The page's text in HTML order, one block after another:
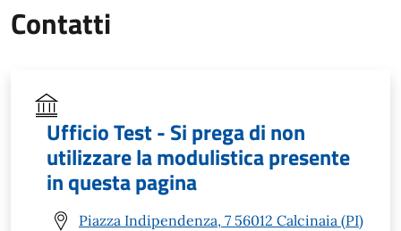
Contatti
Ufficio Test - Si prega di non
utilizzare la modulistica presente
in questa pagina
Piazza Indipendenza, 7 56012 Calcinaia (PI)